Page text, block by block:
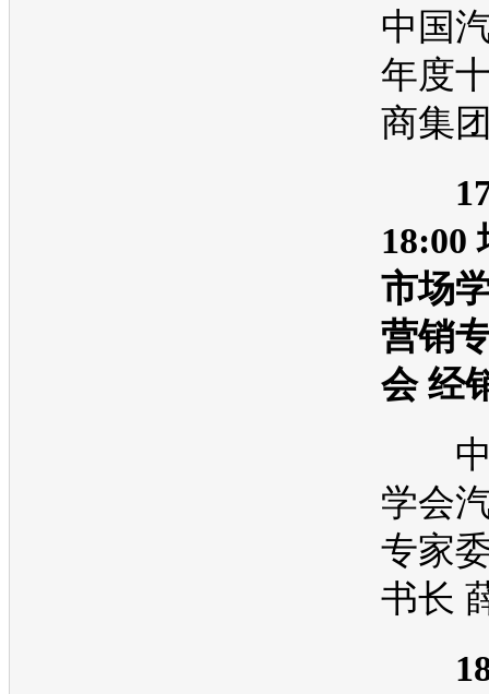
中国
年度
商集
18:00
市场
营销
会 经
中
学会
专家
书长